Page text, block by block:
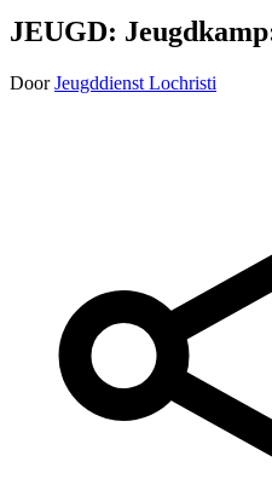
JEUGD:
Door Jeugddienst Lochristi